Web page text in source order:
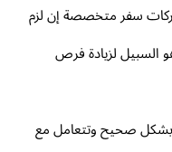
سفر متخصصة إن لزم
لزيادة فرص
صحيح وتتعامل مع